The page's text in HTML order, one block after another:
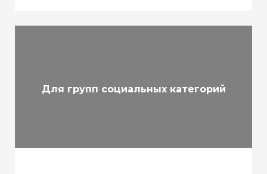
Для групп социальных категорий